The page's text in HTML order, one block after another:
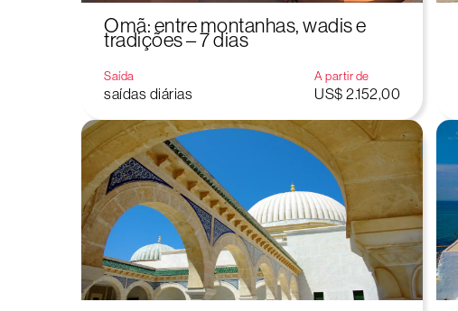
Omã: entre montanhas, wadis e
tradições – 7 dias
Saída
saídas diárias
A partir de
US$ 2.152,00